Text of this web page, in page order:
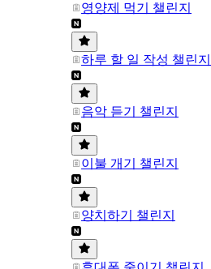
영양제 먹기 챌린지
하루 할 일 작성 챌린지
음악 듣기 챌린지
이불 개기 챌린지
양치하기 챌린지